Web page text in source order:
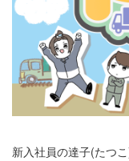
新入社員の達子(たつ